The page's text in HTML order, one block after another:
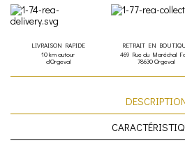
LIVRAISON RAPIDE
10 km autour
d'Orgeval
RETRAIT EN
469 Rue du Maréchal
78630 Orgeval